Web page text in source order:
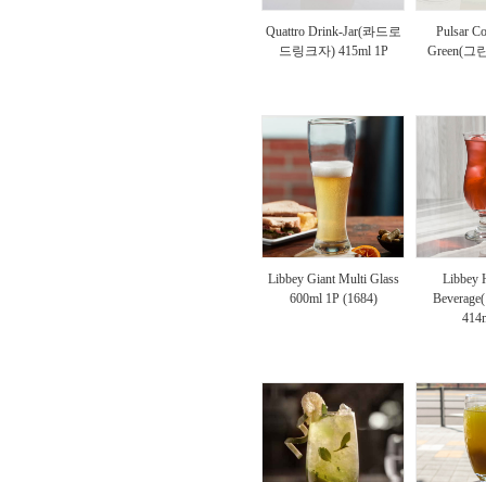
Quattro Drink-Jar(콰드로
드링크자) 415ml 1P
Pulsar
Green(그
Libbey Giant Multi Glass
600ml 1P (1684)
Libbey